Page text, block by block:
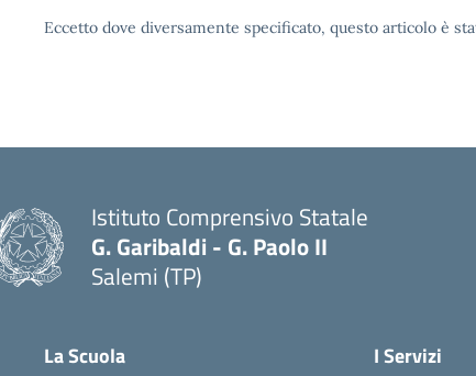
Eccetto dove diversamente specificato, questo articolo è
Istituto Comprensivo Statale
G. Garibaldi - G. Paolo II
Salemi (TP)
La Scuola I Servizi